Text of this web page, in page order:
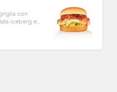
con
iceberg e